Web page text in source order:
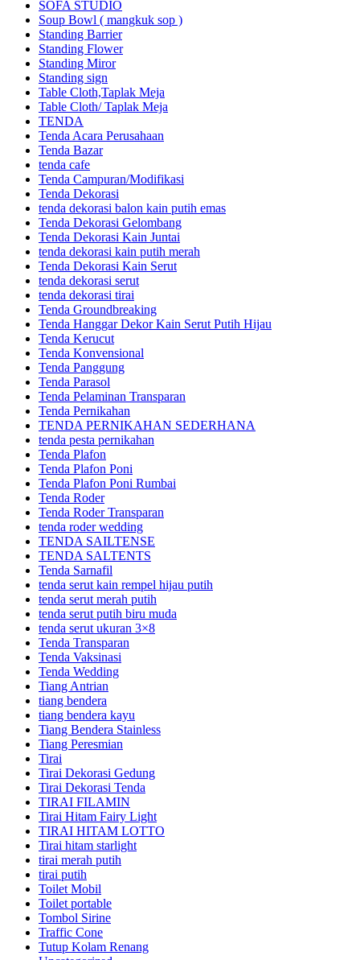
SOFA STUDIO
Soup Bowl ( mangkuk sop )
Standing Barrier
Standing Flower
Standing Miror
Standing sign
Table Cloth,Taplak Meja
Table Cloth/ Taplak Meja
TENDA
Tenda Acara Perusahaan
Tenda Bazar
tenda cafe
Tenda Campuran/Modifikasi
Tenda Dekorasi
tenda dekorasi balon kain putih emas
Tenda Dekorasi Gelombang
Tenda Dekorasi Kain Juntai
tenda dekorasi kain putih merah
Tenda Dekorasi Kain Serut
tenda dekorasi serut
tenda dekorasi tirai
Tenda Groundbreaking
Tenda Hanggar Dekor Kain Serut Putih Hijau
Tenda Kerucut
Tenda Konvensional
Tenda Panggung
Tenda Parasol
Tenda Pelaminan Transparan
Tenda Pernikahan
TENDA PERNIKAHAN SEDERHANA
tenda pesta pernikahan
Tenda Plafon
Tenda Plafon Poni
Tenda Plafon Poni Rumbai
Tenda Roder
Tenda Roder Transparan
tenda roder wedding
TENDA SAILTENSE
TENDA SALTENTS
Tenda Sarnafil
tenda serut kain rempel hijau putih
tenda serut merah putih
tenda serut putih biru muda
tenda serut ukuran 3×8
Tenda Transparan
Tenda Vaksinasi
Tenda Wedding
Tiang Antrian
tiang bendera
tiang bendera kayu
Tiang Bendera Stainless
Tiang Peresmian
Tirai
Tirai Dekorasi Gedung
Tirai Dekorasi Tenda
TIRAI FILAMIN
Tirai Hitam Fairy Light
TIRAI HITAM LOTTO
Tirai hitam starlight
tirai merah putih
tirai putih
Toilet Mobil
Toilet portable
Tombol Sirine
Traffic Cone
Tutup Kolam Renang